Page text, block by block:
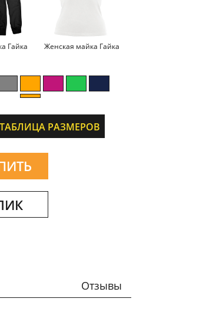
Гайка Женская майка Гайка
ТАБЛИЦА РАЗМЕРОВ
Отзывы